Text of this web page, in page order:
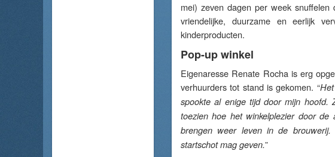
mei) zeven dagen per week snuffelen
vriendelijke, duurzame en eerlijk
kinderproducten.
Pop-up winkel
Eigenaresse Renate Rocha is erg
verhuurders tot stand is gekomen. “
spookte al enige tijd door mijn hoofd.
toezien hoe het winkelplezier door de
brengen weer leven in de
startschot mag geven.”